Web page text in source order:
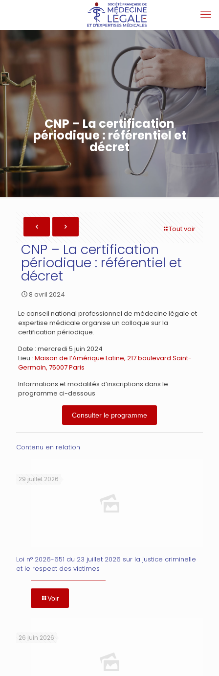
CNP – La certification
périodique : référentiel et
décret
Tout voir
CNP – La certification
périodique : référentiel et
décret
8 avril 2024
Le conseil national professionnel de médecine légale et
expertise médicale organise un colloque sur la
certification périodique.
Date : mercredi 5 juin 2024
Lieu : Maison de l’Amérique Latine, 217 boulevard Saint-
Germain, 75007 Paris
Informations et modalités d’inscriptions dans le
programme ci-dessous
Consulter le programme
Contenu en relation
29 juillet 2026
Loi n° 2026-651 du 23 juillet 2026 sur la justice criminelle
et le respect des victimes
Voir
26 juin 2026